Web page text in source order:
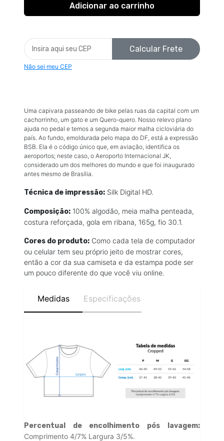
Calcular Frete
Não sei meu CEP
Uma capivara passeando de bike pelas ruas da capital com um
cachorrinho, um gato e um Quero-quero. Nosso relevo plano
ajuda no pedal e temos a segunda maior malha cicloviária do
país. Ao fundo, emoldurada pelo mapa do DF, está a expressão
BSB. Ela é o código único que, em aviação, identifica os
aeroportos; neste caso, o Aeroporto Internacional JK,
considerado um dos melhores do mundo e que foi inaugurado
antes mesmo de Brasília.
Técnica de impressão: Silk Digital HD.
Composição: 100% algodão, meia malha penteada,
costura reforçada, gola em ribana, 165g, fio 30.1.
Cores do produto: Como cada tela de computador
ou celular tem seu próprio jeito de mostrar cores,
então a cor da sua camiseta e da estampa pode ser
um pouco diferente do que você viu online.
Medidas Especificações
Percentual de encolhimento pós lavagem:
Comprimento 4/7% Largura 3/5%.